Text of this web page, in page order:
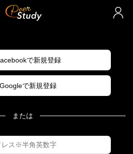
で新規登録
Googleで新規登録
または